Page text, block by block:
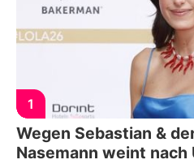
1
Wegen Sebastian &
Nasemann weint nach